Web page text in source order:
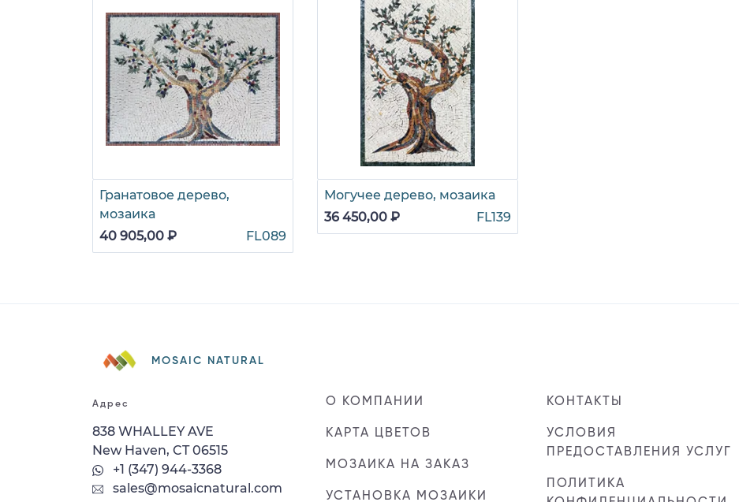
Гранатовое дерево,
мозаика
40 905,00 ₽
FL089
Могучее дерево, мозаика
36 450,00 ₽
FL139
MOSAIC NATURAL
Адрес
838 WHALLEY AVE
New Haven, CT 06515
+1 (347) 944-3368
sales@mosaicnatural.com
О КОМПАНИИ
КАРТА ЦВЕТОВ
МОЗАИКА НА ЗАКАЗ
УСТАНОВКА МОЗАИКИ
КОНТАКТЫ
УСЛОВИЯ
ПРЕДОСТАВЛЕНИЯ УСЛУГ
ПОЛИТИКА